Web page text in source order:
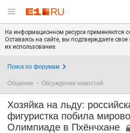
На информационном ресурсе применяются
Оставаясь на сайте, вы подтверждаете свое
их использование.
Поиск по форумам
Общение Обсуждение новостей
Хозяйка на льду:
фигуристка побила
Олимпиаде в Пхёнчхане